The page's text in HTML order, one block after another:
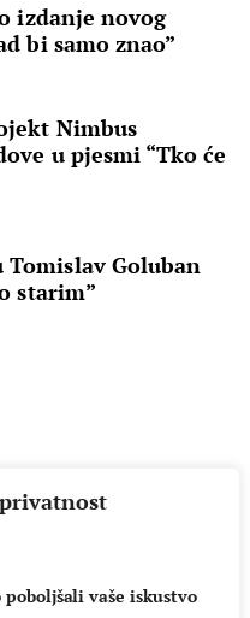
vaše iskustvo
izdanje novog
bi samo znao”
Nimbus
u pjesmi “Tko će
Goluban
starim”